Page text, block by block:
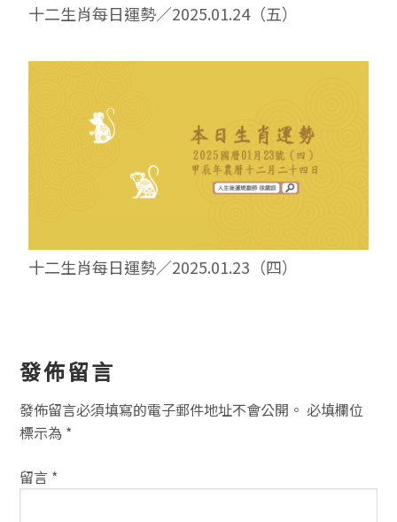
十二生肖每日運勢／2025.01.24（五）
十二生肖每日運勢／2025.01.23（四）
讀
者
互
動
方
發佈留言
發佈留言必須填寫的電子郵件地址不會公開。 必填欄位
標示為 *
留言 *